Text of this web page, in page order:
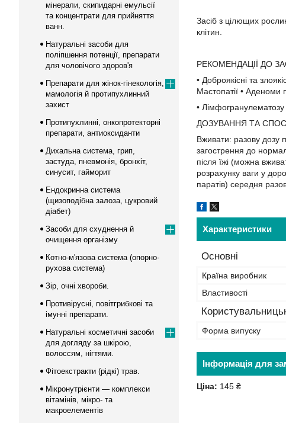
Засіб з цілющих
клітин.
РЕКОМЕНДАЦІЇ ДО
• Доброякісні та
Мастопатії • Аденоми
• Лімфогранулематозу
ДОЗУВАННЯ ТА
Вживати: разову дозу
загострення до
після їжі (можна
розрахунку ваги у
паратів) середня
Характеристики
Основні
Країна виробник
Властивості
Форма випуску
Інформація для
Ціна: 145 ₴
мінерали, скипидарні емульсії
та концентрати для прийняття
ванн.
Натуральні засоби для
поліпшення потенції, препарати
для чоловічого здоров'я
Препарати для жінок-гінекологія,
мамологія й протипухлинний
захист
Протипухлинні, онкопротекторні
препарати, антиоксиданти
Дихальна система, грип,
застуда, пневмонія, бронхіт,
синусит, гайморит
Ендокринна система
(щизоподібна залоза, цукровий
діабет)
Засоби для схуднення й
очищення організму
Котно-м'язова система (опорно-
рухова система)
Зір, очні хвороби.
Противірусні, повітгрибкові та
імунні препарати.
Натуральні косметичні засоби
для догляду за шкірою,
волоссям, нігтями.
Фітоекстракти (рідкі) трав.
Мікронутрієнти — комплекси
вітамінів, мікро- та
макроелементів